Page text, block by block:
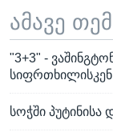
ამავე
"3+3" -
სოჭში